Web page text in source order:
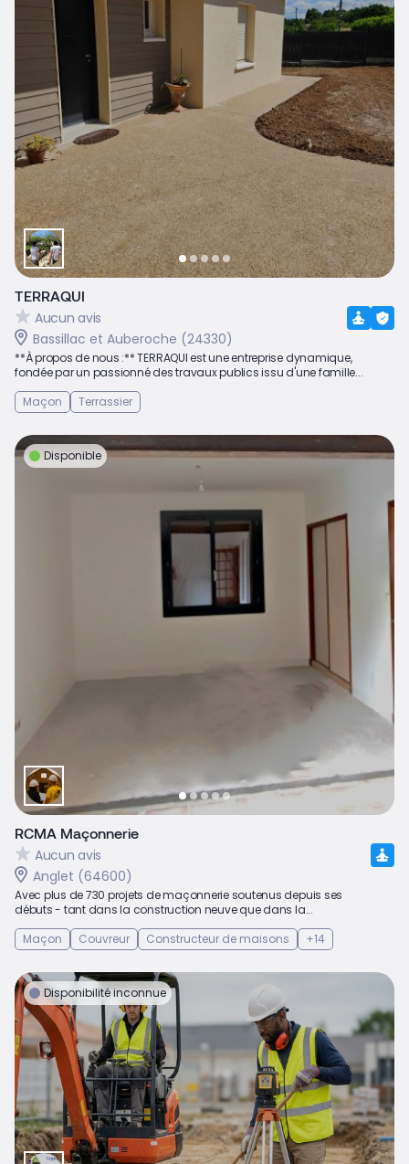
TERRAQUI
Aucun avis
Bassillac et Auberoche (24330)
**À propos de nous :** TERRAQUI est une entreprise dynamique,
fondée par un passionné des travaux publics issu d'une famille...
Maçon
Terrassier
Disponible
RCMA Maçonnerie
Aucun avis
Anglet (64600)
Avec plus de 730 projets de maçonnerie soutenus depuis ses
débuts - tant dans la construction neuve que dans la...
Maçon
Couvreur Constructeur de maisons +14
Disponibilité inconnue